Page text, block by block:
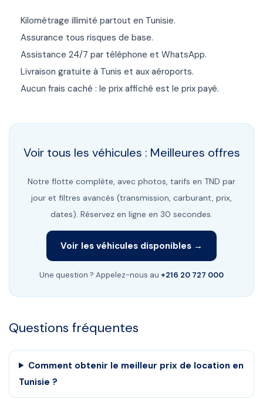
Kilométrage illimité partout en Tunisie.
Assurance tous risques de base.
Assistance 24/7 par téléphone et WhatsApp.
Livraison gratuite à Tunis et aux aéroports.
Aucun frais caché : le prix affiché est le prix payé.
Voir tous les véhicules : Meilleures offres
Notre flotte complète, avec photos, tarifs en TND par
jour et filtres avancés (transmission, carburant, prix,
dates). Réservez en ligne en 30 secondes.
Voir les véhicules disponibles →
Une question ? Appelez-nous au +216 20 727 000
Questions fréquentes
Comment obtenir le meilleur prix de location en
Tunisie ?